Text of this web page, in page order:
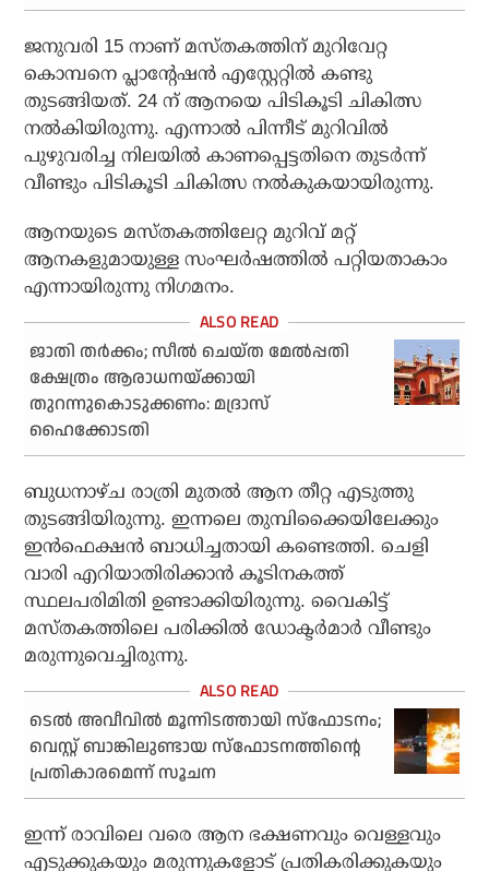
ജനുവരി 15 നാണ് മസ്തകത്തിന് മുറിവേറ്റ
കൊമ്പനെ പ്ലാന്റേഷൻ എസ്റ്റേറ്റിൽ കണ്ടു
തുടങ്ങിയത്. 24 ന് ആനയെ പിടികൂടി ചികിത്സ
നൽകിയിരുന്നു. എന്നാൽ പിന്നീട് മുറിവിൽ
പുഴുവരിച്ച നിലയിൽ കാണപ്പെട്ടതിനെ തുടർന്ന്
വീണ്ടും പിടികൂടി ചികിത്സ നൽകുകയായിരുന്നു.
ആനയുടെ മസ്തകത്തിലേറ്റ മുറിവ് മറ്റ്
ആനകളുമായുള്ള സംഘർഷത്തിൽ പറ്റിയതാകാം
എന്നായിരുന്നു നിഗമനം.
ജാതി തര്‍ക്കം; സീല്‍ ചെയ്ത മേല്‍പ്പതി
ക്ഷേത്രം ആരാധനയ്ക്കായി
തുറന്നുകൊടുക്കണം: മദ്രാസ്
ഹൈക്കോടതി
ബുധനാഴ്ച രാത്രി മുതൽ ആന തീറ്റ എടുത്തു
തുടങ്ങിയിരുന്നു. ഇന്നലെ തുമ്പിക്കൈയിലേക്കും
ഇൻഫെക്ഷൻ ബാധിച്ചതായി കണ്ടെത്തി. ചെളി
വാരി എറിയാതിരിക്കാൻ കൂടിനകത്ത്
സ്ഥലപരിമിതി ഉണ്ടാക്കിയിരുന്നു. വൈകിട്ട്
മസ്തകത്തിലെ പരിക്കിൽ ഡോക്ടർമാർ വീണ്ടും
മരുന്നുവെച്ചിരുന്നു.
ടെല്‍ അവീവില്‍ മൂന്നിടത്തായി സ്‌ഫോടനം;
വെസ്റ്റ് ബാങ്കിലുണ്ടായ സ്‌ഫോടനത്തിന്റെ
പ്രതികാരമെന്ന് സൂചന
ഇന്ന് രാവിലെ വരെ ആന ഭക്ഷണവും വെള്ളവും
എടുക്കുകയും മരുന്നുകളോട് പ്രതികരിക്കുകയും